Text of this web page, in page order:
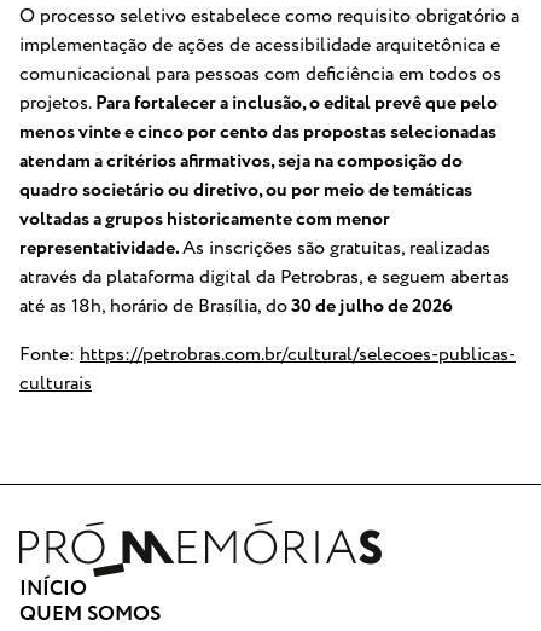
O processo seletivo estabelece como requisito obrigatório a
implementação de ações de acessibilidade arquitetônica e
comunicacional para pessoas com deficiência em todos os
projetos.Para fortalecer a inclusão, o edital prevê que pelo
menos vinte e cinco por cento das propostas selecionadas
atendam a critérios afirmativos, seja na composição do
quadro societário ou diretivo, ou por meio de temáticas
voltadas a grupos historicamente com menor
representatividade.As inscrições são gratuitas, realizadas
através da plataforma digital da Petrobras, e seguem abertas
até as 18h, horário de Brasília, do30 de julho de 2026
Fonte: https://petrobras.com.br/cultural/selecoes-publicas-
culturais
INÍCIO
QUEM SOMOS